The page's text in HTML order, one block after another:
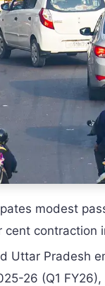
modest
cent contraction
Uttar Pradesh
26 (Q1